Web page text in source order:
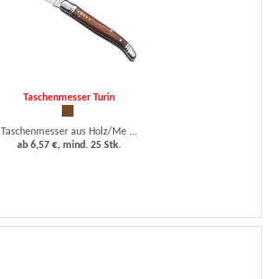
Taschenmesser Turin
Taschenmesser aus Holz/Me ...
ab 6,57 €, mind. 25 Stk.